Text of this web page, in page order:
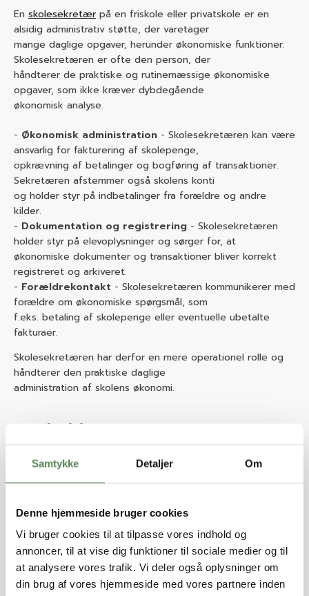
Samtykke Detaljer Om
Denne hjemmeside bruger cookies
Vi bruger cookies til at tilpasse vores indhold og
annoncer, til at vise dig funktioner til sociale medier og til
at analysere vores trafik. Vi deler også oplysninger om
din brug af vores hjemmeside med vores partnere inden
En skolesekretær på en friskole eller privatskole er en
alsidig administrativ støtte, der varetager
mange daglige opgaver, herunder økonomiske funktioner.
Skolesekretæren er ofte den person, der
håndterer de praktiske og rutinemæssige økonomiske
opgaver, som ikke kræver dybdegående
økonomisk analyse.
Økonomisk administration - Skolesekretæren kan være
ansvarlig for fakturering af skolepenge,
opkrævning af betalinger og bogføring af transaktioner.
Sekretæren afstemmer også skolens konti
og holder styr på indbetalinger fra forældre og andre
kilder.
Dokumentation og registrering - Skolesekretæren
holder styr på elevoplysninger og sørger for, at
økonomiske dokumenter og transaktioner bliver korrekt
registreret og arkiveret.
Forældrekontakt - Skolesekretæren kommunikerer med
forældre om økonomiske spørgsmål, som
f.eks. betaling af skolepenge eller eventuelle ubetalte
fakturaer.
Skolesekretæren har derfor en mere operationel rolle og
håndterer den praktiske daglige
administration af skolens økonomi.
Bogholder
bogholder
på en friskole eller privatskole er ansvarlig for
at sikre, at skolens regnskab er korrekt
ført og afstemt. Bogholderen arbejder tæt sammen med
men fokuserer primært på de detaljerede økonomiske
opgaver.
Regnskabsføring og afstemning- Bogholderen sørger
for, at alle økonomiske transaktioner,